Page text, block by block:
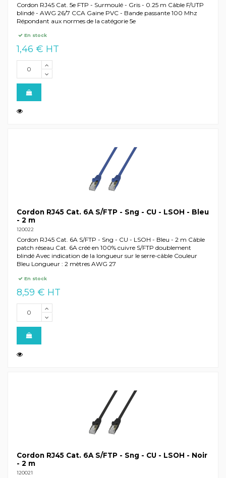
Cordon RJ45 Cat. 5e FTP - Surmoulé - Gris - 0.25 m Câble F/UTP
blindé - AWG 26/7 CCA Gaine PVC - Bande passante 100 Mhz
Répondant aux normes de la catégorie 5e
En stock
1,46 € HT
Cordon RJ45 Cat. 6A S/FTP - Sng - CU - LSOH - Bleu
- 2 m
120022
Cordon RJ45 Cat. 6A S/FTP - Sng - CU - LSOH - Bleu - 2 m Câble
patch réseau Cat. 6A créé en 100% cuivre S/FTP doublement
blindé Avec indication de la longueur sur le serre-câble Couleur
Bleu Longueur : 2 mètres AWG 27
En stock
8,59 € HT
Cordon RJ45 Cat. 6A S/FTP - Sng - CU - LSOH - Noir
- 2 m
120021